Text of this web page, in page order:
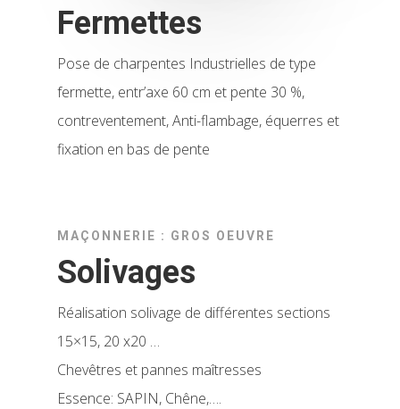
Fermettes
Pose de charpentes Industrielles de type
fermette, entr’axe 60 cm et pente 30 %,
contreventement, Anti-flambage, équerres et
fixation en bas de pente
MAÇONNERIE : GROS OEUVRE
Solivages
Réalisation solivage de différentes sections
15×15, 20 x20 …
Chevêtres et pannes maîtresses
Essence: SAPIN, Chêne,….